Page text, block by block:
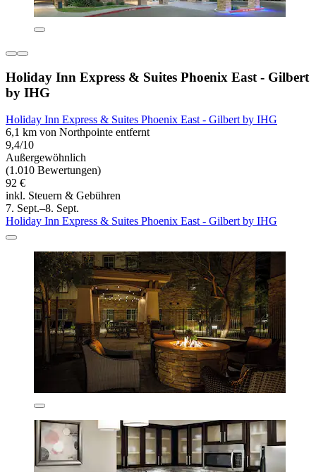
Holiday Inn Express & Suites Phoenix East - Gilbert
by IHG
Holiday Inn Express & Suites Phoenix East - Gilbert by IHG
6,1 km von Northpointe entfernt
9,4/10
Außergewöhnlich
(1.010 Bewertungen)
92 €
inkl. Steuern & Gebühren
7. Sept.–8. Sept.
Holiday Inn Express & Suites Phoenix East - Gilbert by IHG